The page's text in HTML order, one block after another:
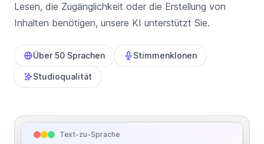
Lesen, die Zugänglichkeit oder die Erstellung von
Inhalten benötigen, unsere KI unterstützt Sie.
Über 50 Sprachen Stimmenklonen
Studioqualität
Text-zu-Sprache